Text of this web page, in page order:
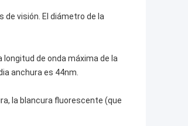
de visión. El diámetro de la
longitud de onda máxima de la
anchura es 44nm.
la blancura fluorescente (que